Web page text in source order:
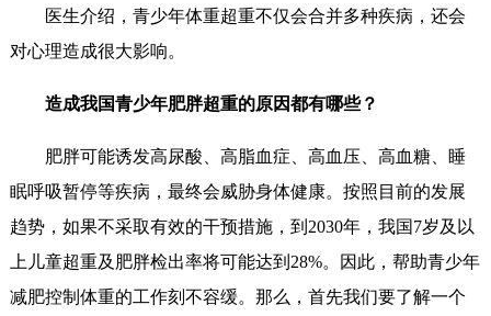
医生介绍，青少年体重超重不仅会合并多种疾病，还会
对心理造成很大影响。
造成我国青少年肥胖超重的原因都有哪些？
肥胖可能诱发高尿酸、高脂血症、高血压、高血糖、睡
眠呼吸暂停等疾病，最终会威胁身体健康。按照目前的发展
趋势，如果不采取有效的干预措施，到2030年，我国7岁及以
上儿童超重及肥胖检出率将可能达到28%。因此，帮助青少年
减肥控制体重的工作刻不容缓。那么，首先我们要了解一个